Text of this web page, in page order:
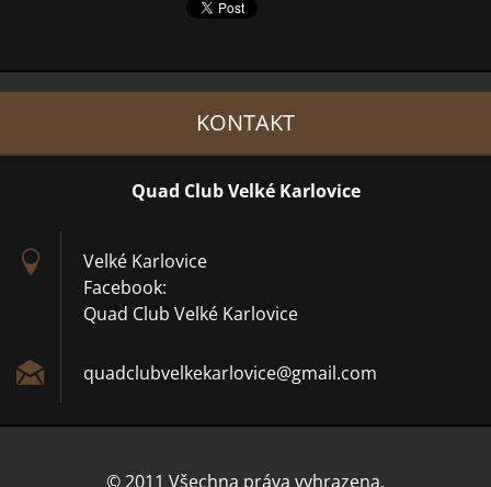
KONTAKT
Quad Club Velké Karlovice
Velké Karlovice
Facebook:
Quad Club Velké Karlovice
quadclubvelkekarlovice@gmail.com
© 2011 Všechna práva vyhrazena.